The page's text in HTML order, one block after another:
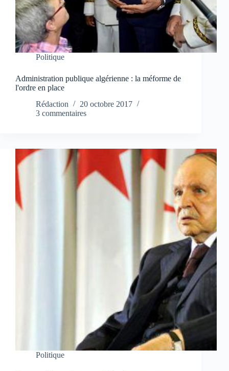
Politique
Administration publique algérienne : la méforme de
l'ordre en place
Rédaction
20 octobre 2017
3 commentaires
Politique